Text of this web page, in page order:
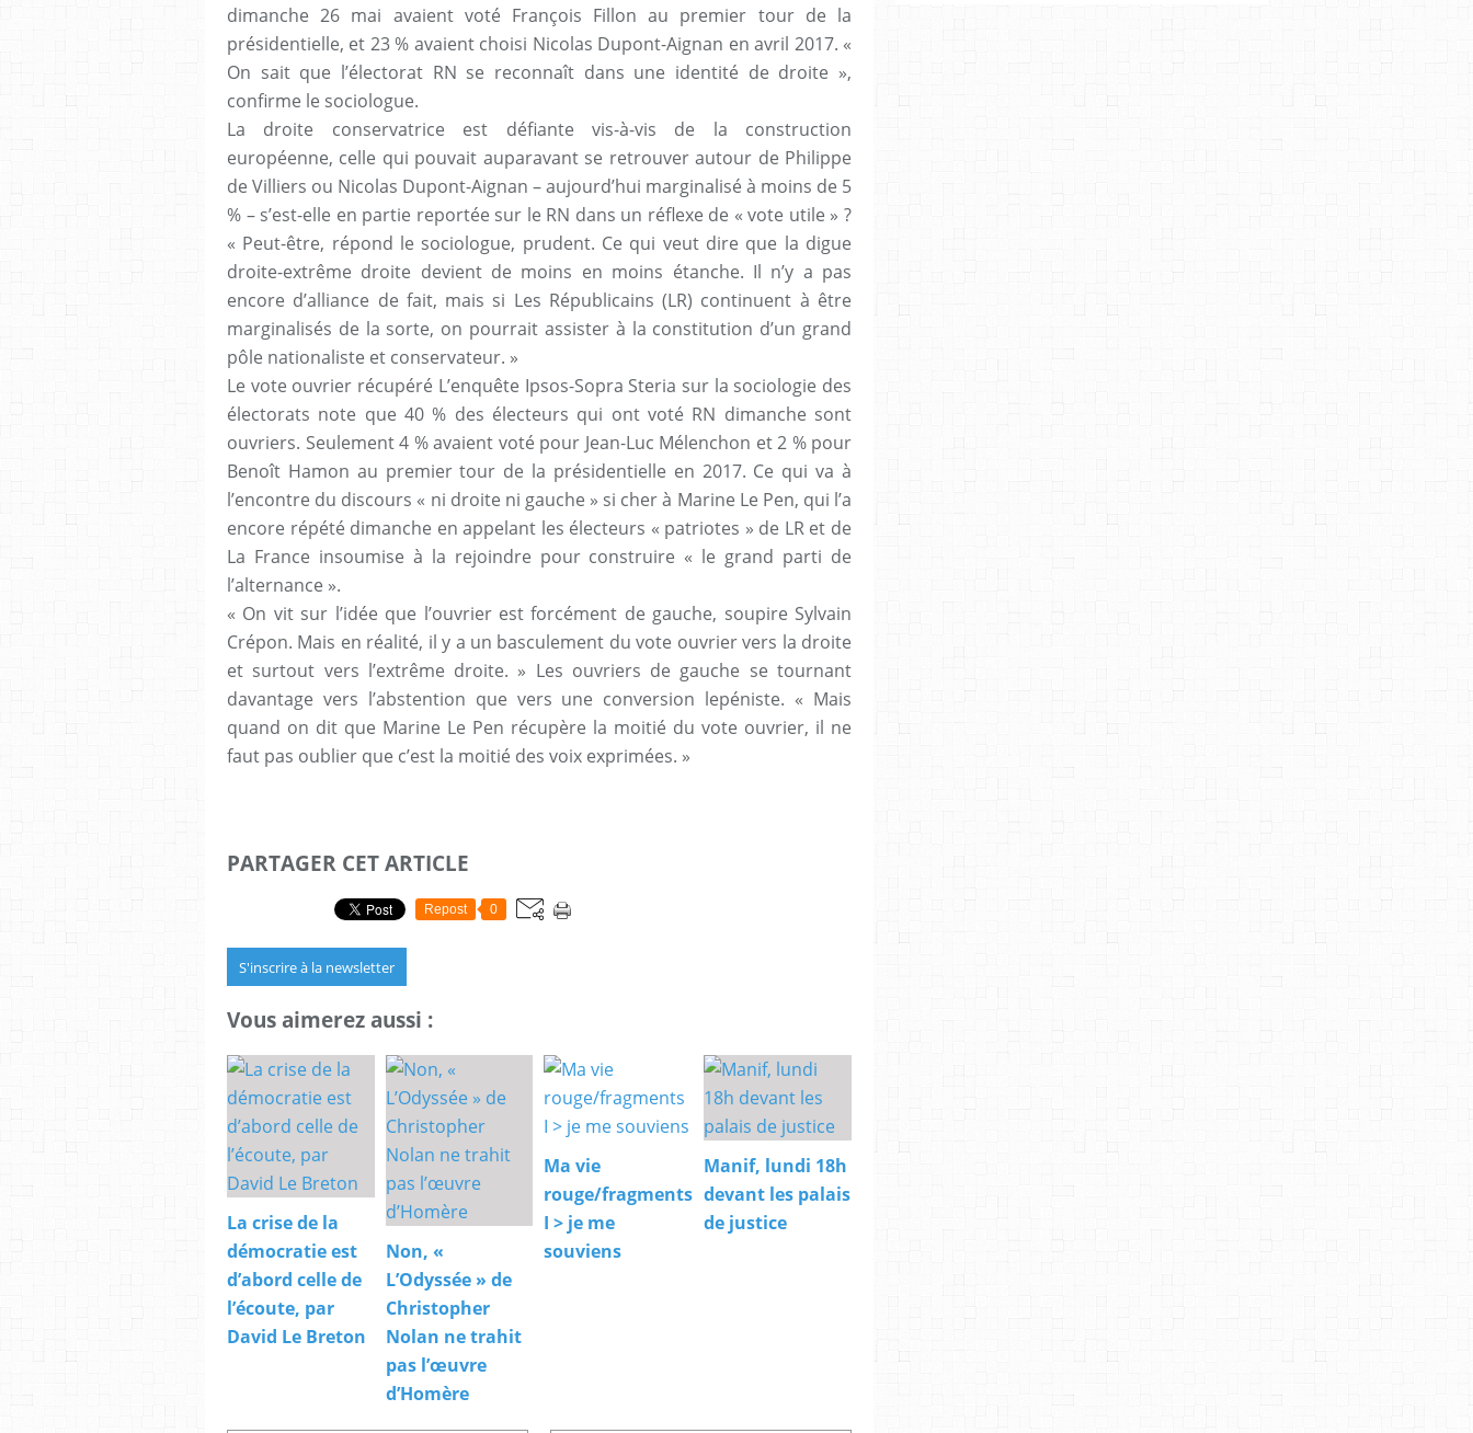
dimanche 26 mai avaient voté François Fillon au premier tour de la
présidentielle, et 23 % avaient choisi Nicolas Dupont-Aignan en avril 2017. «
On sait que l’électorat RN se reconnaît dans une identité de droite »,
confirme le sociologue.
La droite conservatrice est défiante vis-à-vis de la construction
européenne, celle qui pouvait auparavant se retrouver autour de Philippe
de Villiers ou Nicolas Dupont-Aignan – aujourd’hui marginalisé à moins de 5
% – s’est-elle en partie reportée sur le RN dans un réflexe de « vote utile » ?
« Peut-être, répond le sociologue, prudent. Ce qui veut dire que la digue
droite-extrême droite devient de moins en moins étanche. Il n’y a pas
encore d’alliance de fait, mais si Les Républicains (LR) continuent à être
marginalisés de la sorte, on pourrait assister à la constitution d’un grand
pôle nationaliste et conservateur. »
Le vote ouvrier récupéré L’enquête Ipsos-Sopra Steria sur la sociologie des
électorats note que 40 % des électeurs qui ont voté RN dimanche sont
ouvriers. Seulement 4 % avaient voté pour Jean-Luc Mélenchon et 2 % pour
Benoît Hamon au premier tour de la présidentielle en 2017. Ce qui va à
l’encontre du discours « ni droite ni gauche » si cher à Marine Le Pen, qui l’a
encore répété dimanche en appelant les électeurs « patriotes » de LR et de
La France insoumise à la rejoindre pour construire « le grand parti de
l’alternance ».
« On vit sur l’idée que l’ouvrier est forcément de gauche, soupire Sylvain
Crépon. Mais en réalité, il y a un basculement du vote ouvrier vers la droite
et surtout vers l’extrême droite. » Les ouvriers de gauche se tournant
davantage vers l’abstention que vers une conversion lepéniste. « Mais
quand on dit que Marine Le Pen récupère la moitié du vote ouvrier, il ne
faut pas oublier que c’est la moitié des voix exprimées. »
PARTAGER CET ARTICLE
Repost 0
S'inscrire à la newsletter
Vous aimerez aussi :
La crise de la
démocratie est
d’abord celle de
l’écoute, par
David Le Breton
Non, «
L’Odyssée » de
Christopher
Nolan ne trahit
pas l’œuvre
d’Homère
Ma vie
rouge/fragments
I > je me
souviens
Manif, lundi 18h
devant les palais
de justice